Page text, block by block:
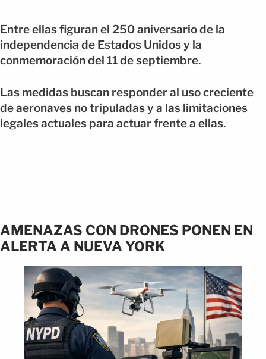
Entre ellas figuran el 250 aniversario de la
independencia de Estados Unidos y la
conmemoración del 11 de septiembre.
Las medidas buscan responder al uso creciente
de aeronaves no tripuladas y a las limitaciones
legales actuales para actuar frente a ellas.
AMENAZAS CON DRONES PONEN EN
ALERTA A NUEVA YORK